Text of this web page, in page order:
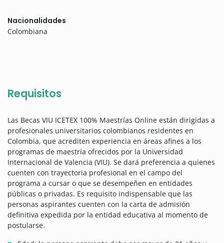
Nacionalidades
Colombiana
Requisitos
Las Becas VIU ICETEX 100% Maestrías Online están dirigidas a
profesionales universitarios colombianos residentes en
Colombia, que acrediten experiencia en áreas afines a los
programas de maestría ofrecidos por la Universidad
Internacional de Valencia (VIU). Se dará preferencia a quienes
cuenten con trayectoria profesional en el campo del
programa a cursar o que se desempeñen en entidades
públicas o privadas. Es requisito indispensable que las
personas aspirantes cuenten con la carta de admisión
definitiva expedida por la entidad educativa al momento de
postularse.